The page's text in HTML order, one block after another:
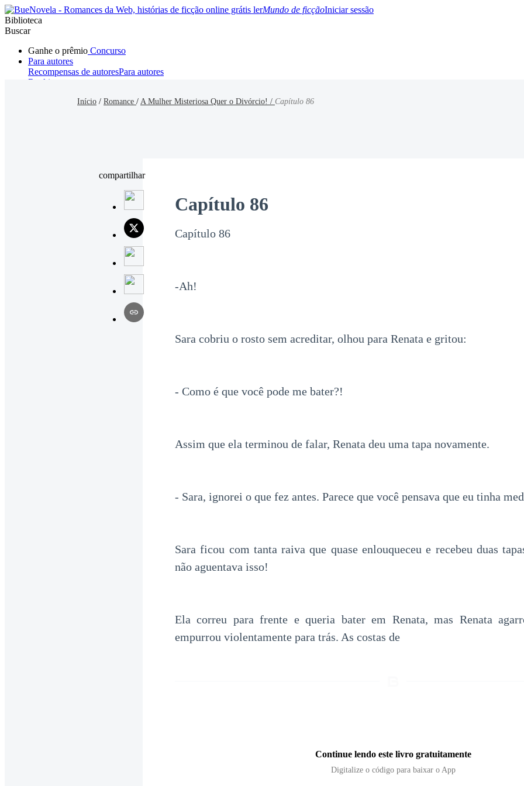
Mundo de ficçãoIniciar sessão
Biblioteca
Buscar
Ganhe o prêmio Concurso
Para autores
Recompensas de autoresPara autores
Ranking
Início / Romance / A Mulher Misteriosa Quer o Divórcio! / Capítulo 86
compartilhar
Capítulo 86
Capítulo 86
-Ah!
Sara cobriu o rosto sem acreditar, olhou para Renata e gritou:
- Como é que você pode me bater?!
Assim que ela terminou de falar, Renata deu uma tapa novamente.
- Sara, ignorei o que fez antes. Parece que você pensava que eu tinha
Sara ficou com tanta raiva que quase enlouqueceu e recebeu duas
não aguentava isso!
Ela correu para frente e queria bater em Renata, mas Renata
empurrou violentamente para trás. As costas de
Continue lendo este livro gratuitamente
Digitalize o código para baixar o App